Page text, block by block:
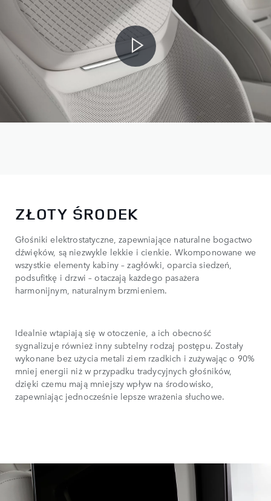
ZŁOTY ŚRODEK
Głośniki elektrostatyczne, zapewniające naturalne bogactwo
dźwięków, są niezwykle lekkie i cienkie. Wkomponowane we
wszystkie elementy kabiny – zagłówki, oparcia siedzeń,
podsufitkę i drzwi – otaczają każdego pasażera
harmonijnym, naturalnym brzmieniem.
Idealnie wtapiają się w otoczenie, a ich obecność
sygnalizuje również inny subtelny rodzaj postępu. Zostały
wykonane bez użycia metali ziem rzadkich i zużywając o 90%
mniej energii niż w przypadku tradycyjnych głośników,
dzięki czemu mają mniejszy wpływ na środowisko,
zapewniając jednocześnie lepsze wrażenia słuchowe.